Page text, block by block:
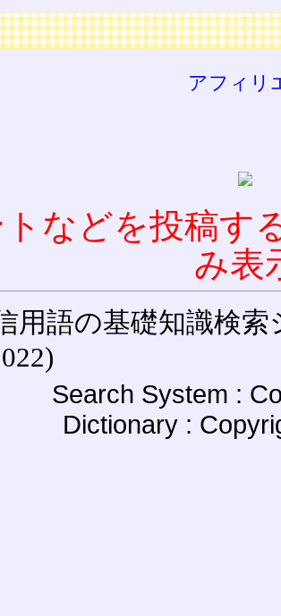
アフィリ
などを投稿す
み表
用語の基礎知識検索
Search System :
Dictionary :